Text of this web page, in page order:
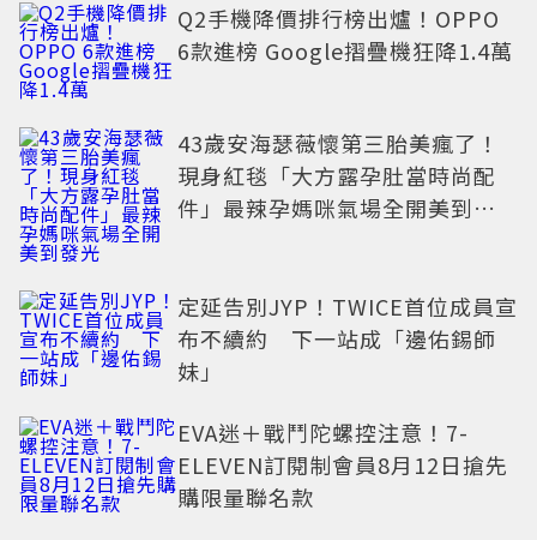
Q2手機降價排行榜出爐！OPPO
6款進榜 Google摺疊機狂降1.4萬
43歲安海瑟薇懷第三胎美瘋了！
現身紅毯「大方露孕肚當時尚配
件」最辣孕媽咪氣場全開美到發
定延告別JYP！TWICE首位成員宣
布不續約 下一站成「邊佑錫師
妹」
EVA迷＋戰鬥陀螺控注意！7-
ELEVEN訂閱制會員8月12日搶先
購限量聯名款